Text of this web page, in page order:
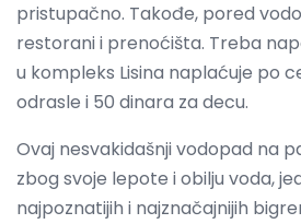
pristupačno. Takođe, pored
restorani i prenoćišta. Treba
u kompleks Lisina naplaćuje po
odrasle i 50 dinara za decu.
Ovaj nesvakidašnji vodopad na
zbog svoje lepote i obilju voda,
najpoznatijih i najznačajnijih